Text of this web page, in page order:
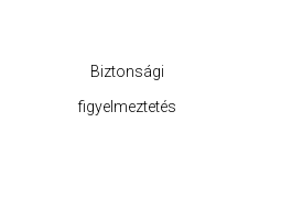
Biztonsági
figyelmeztetés